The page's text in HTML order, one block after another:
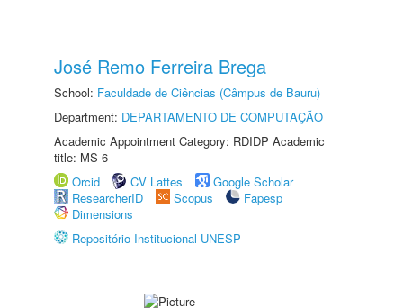
José Remo Ferreira Brega
School: Faculdade de Ciências (Câmpus de Bauru)
Department: DEPARTAMENTO DE COMPUTAÇÃO
Academic Appointment Category: RDIDP Academic
title: MS-6
Orcid
CV Lattes
Google Scholar
ResearcherID
Scopus
Fapesp
Dimensions
Repositório Institucional UNESP